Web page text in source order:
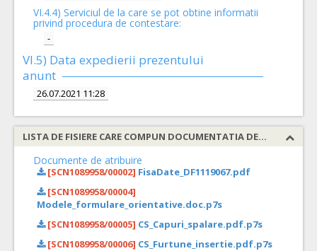
VI.4.4) Serviciul de la care se pot obtine informatii
privind procedura de contestare:
-
VI.5) Data expedierii prezentului
anunt
26.07.2021 11:28
LISTA DE FISIERE CARE COMPUN DOCUMENTATIA DE ATRIBUIRE
Documente de atribuire
[SCN1089958/00002] FisaDate_DF1119067.pdf
[SCN1089958/00004]
Modele_formulare_orientative.doc.p7s
[SCN1089958/00005] CS_Capuri_spalare.pdf.p7s
[SCN1089958/00006] CS_Furtune_insertie.pdf.p7s